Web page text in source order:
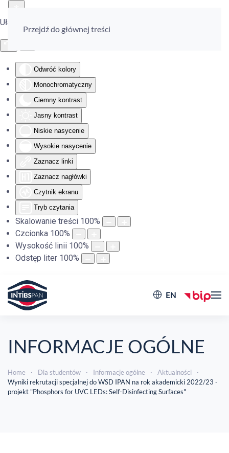
Ułatwienia dostępu
Odwróć kolory
Monochromatyczny
Ciemny kontrast
Jasny kontrast
Niskie nasycenie
Wysokie nasycenie
Zaznacz linki
Zaznacz nagłówki
Czytnik ekranu
Tryb czytania
Skalowanie treści 100%
Czcionka 100%
Wysokość linii 100%
Odstęp liter 100%
Przejdź do głównej treści
EN
INFORMACJE OGÓLNE
Home Dla studentów Informacje ogólne
Aktualności
Wyniki rekrutacji specjalnej do WSD IPAN na rok akademicki 2022/23 -
projekt "Phosphors for UVC LEDs: Self-Disinfecting Surfaces"